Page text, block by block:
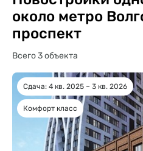
около метро
проспект
Всего 3 объекта
Сдача: 4 кв. 2025 – 3 кв. 2026
Комфорт класс